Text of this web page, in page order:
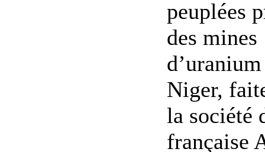
peuplées
des mines
Niger,
la société
française